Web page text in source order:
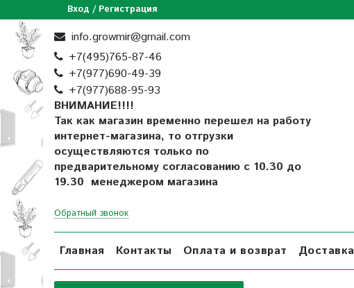
Вход / Регистрация
info.growmir@gmail.com
+7(495)765-87-46
+7(977)690-49-39
+7(977)688-95-93
ВНИМАНИЕ!!!!
Так как магазин временно перешел на работу
интернет-магазина, то отгрузки
осуществляются только по
предварительному согласованию с 10.30 до
19.30 менеджером магазина
Обратный звонок
Главная Контакты Оплата и возврат Доставка